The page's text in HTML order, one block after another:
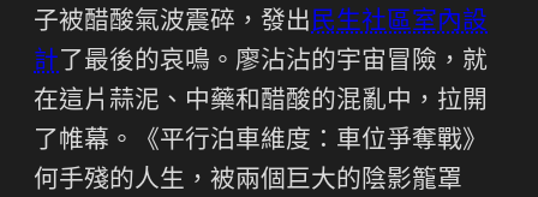
子被醋酸氣波震碎，發出民生社區室內設
計 了最後的哀鳴。廖沾沾的宇宙冒險，就
在這片蒜泥、中藥和醋酸的混亂中，拉開
了帷幕。《平行泊車維度：車位爭奪戰》
何手殘的人生，被兩個巨大的陰影籠罩